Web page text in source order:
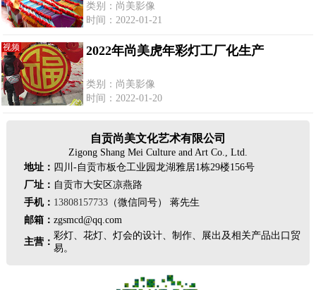
类别：尚美影像
时间：2022-01-21
视频 2022年尚美虎年彩灯工厂化生产
类别：尚美影像
时间：2022-01-20
自贡尚美文化艺术有限公司
Zigong Shang Mei Culture and Art Co., Ltd.
地址： 四川-自贡市板仓工业园龙湖雅居1栋29楼156号
厂址： 自贡市大安区凉燕路
手机： 13808157733（微信同号） 蒋先生
邮箱： zgsmcd@qq.com
主营：
彩灯、花灯、灯会的设计、制作、展出及相关产品出口贸
易。